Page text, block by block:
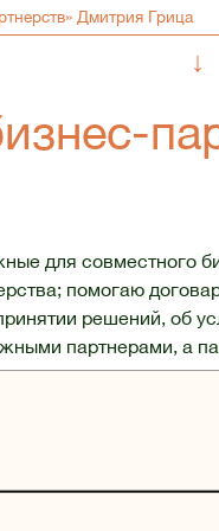
↓
для совместного
помогаю
решений, об
партнерами, а